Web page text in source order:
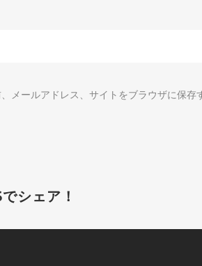
メールアドレス、サイトをブラウザに保存
シェア！